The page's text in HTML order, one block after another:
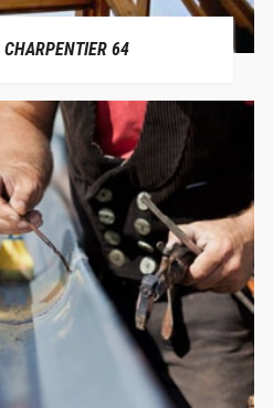
CHARPENTIER 64